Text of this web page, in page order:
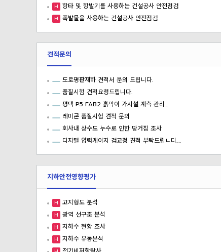
H 항타 및 항발기를 사용하는 건설공사 안전점검
H 폭발물을 사용하는 건설공사 안전점검
견적문의
도로평판재하 견적서 문의 드립니다.
품질시험 견적요청드립니다.
평택 P5 FAB2 흙막이 가시설 계측 관리…
레미콘 품질시험 견적 문의
회사내 상수도 누수로 인한 땅거짐 조사
디지털 압력게이지 검교정 견적 부탁드립ㄴ디.…
지하안전영향평가
H 고지형도 분석
H 광역 선구조 분석
H 지하수 현황 조사
H 지하수 유동분석